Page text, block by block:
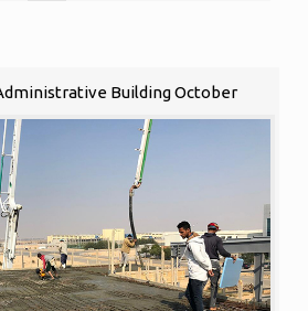
Building October